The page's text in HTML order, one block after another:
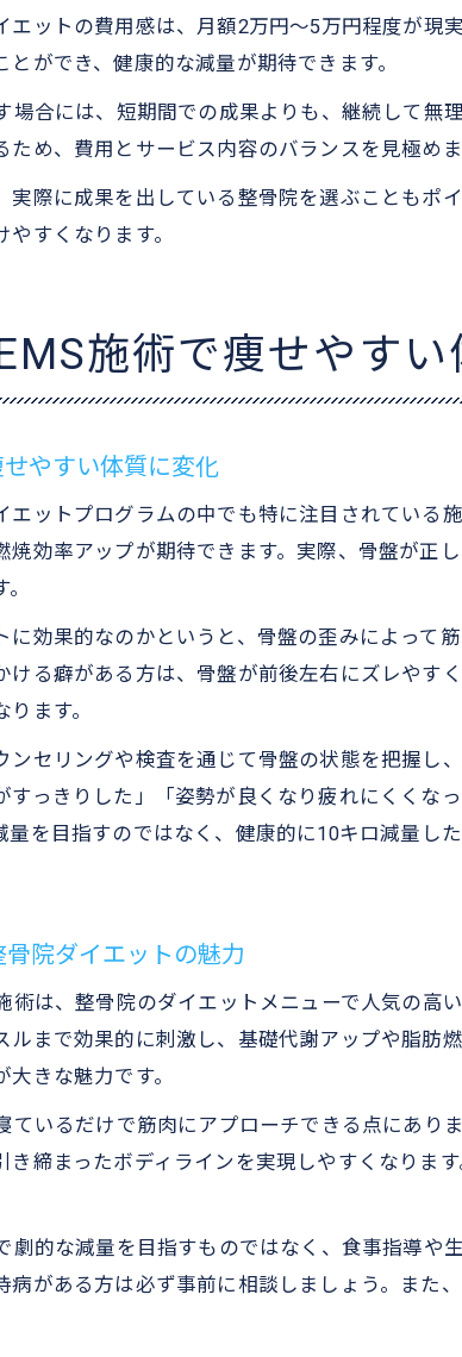
エットの費用感は、月額2万円～5万円程度が
ができ、健康的な減量が期待できます。
場合には、短期間での成果よりも、継続して無
め、費用とサービス内容のバランスを見極めま
実際に成果を出している整骨院を選ぶこともポ
すくなります。
施術で痩せやす
やすい体質に変化
エットプログラムの中でも特に注目されている
焼効率アップが期待できます。実際、骨盤が正
に効果的なのかというと、骨盤の歪みによって
ける癖がある方は、骨盤が前後左右にズレや
ます。
ンセリングや検査を通じて骨盤の状態を把握し
すっきりした」「姿勢が良くなり疲れにくくな
量を目指すのではなく、健康的に10キロ減量
院ダイエットの魅力
術は、整骨院のダイエットメニューで人気の高
ルまで効果的に刺激し、基礎代謝アップや脂肪
きな魅力です。
ているだけで筋肉にアプローチできる点にあ
き締まったボディラインを実現しやすくなりま
劇的な減量を目指すものではなく、食事指導
病がある方は必ず事前に相談しましょう。また